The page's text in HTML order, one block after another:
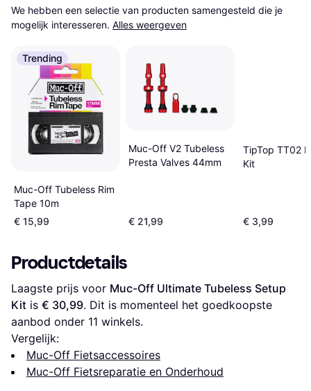
We hebben een selectie van producten samengesteld die je
mogelijk interesseren. Alles weergeven
Trending
Muc-Off Tubeless Rim
Tape 10m
€ 15,99
Muc-Off V2 Tubeless
Presta Valves 44mm
€ 21,99
TipTop TT02
Kit
€ 3,99
Productdetails
Laagste prijs voor Muc-Off Ultimate Tubeless Setup
Kit is € 30,99. Dit is momenteel het goedkoopste
aanbod onder 11 winkels.
Vergelijk:
Muc-Off Fietsaccessoires
Muc-Off Fietsreparatie en Onderhoud